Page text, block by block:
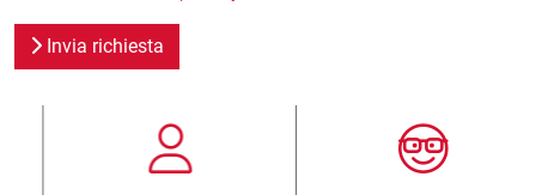
Invia richiesta